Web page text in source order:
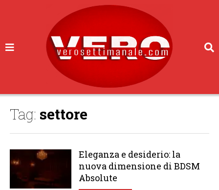
Tag: settore
Eleganza e desiderio: la
nuova dimensione di BDSM
Absolute